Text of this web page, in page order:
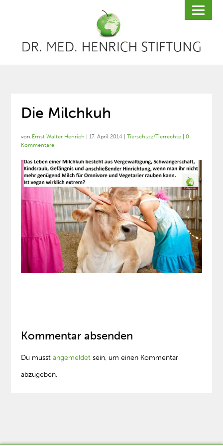
Die Milchkuh
von Ernst Walter Henrich |17. April 2014 |Tierschutz/Tierrechte |0
Kommentare
Kommentar absenden
Du musstangemeldet sein, um einen Kommentar
abzugeben.